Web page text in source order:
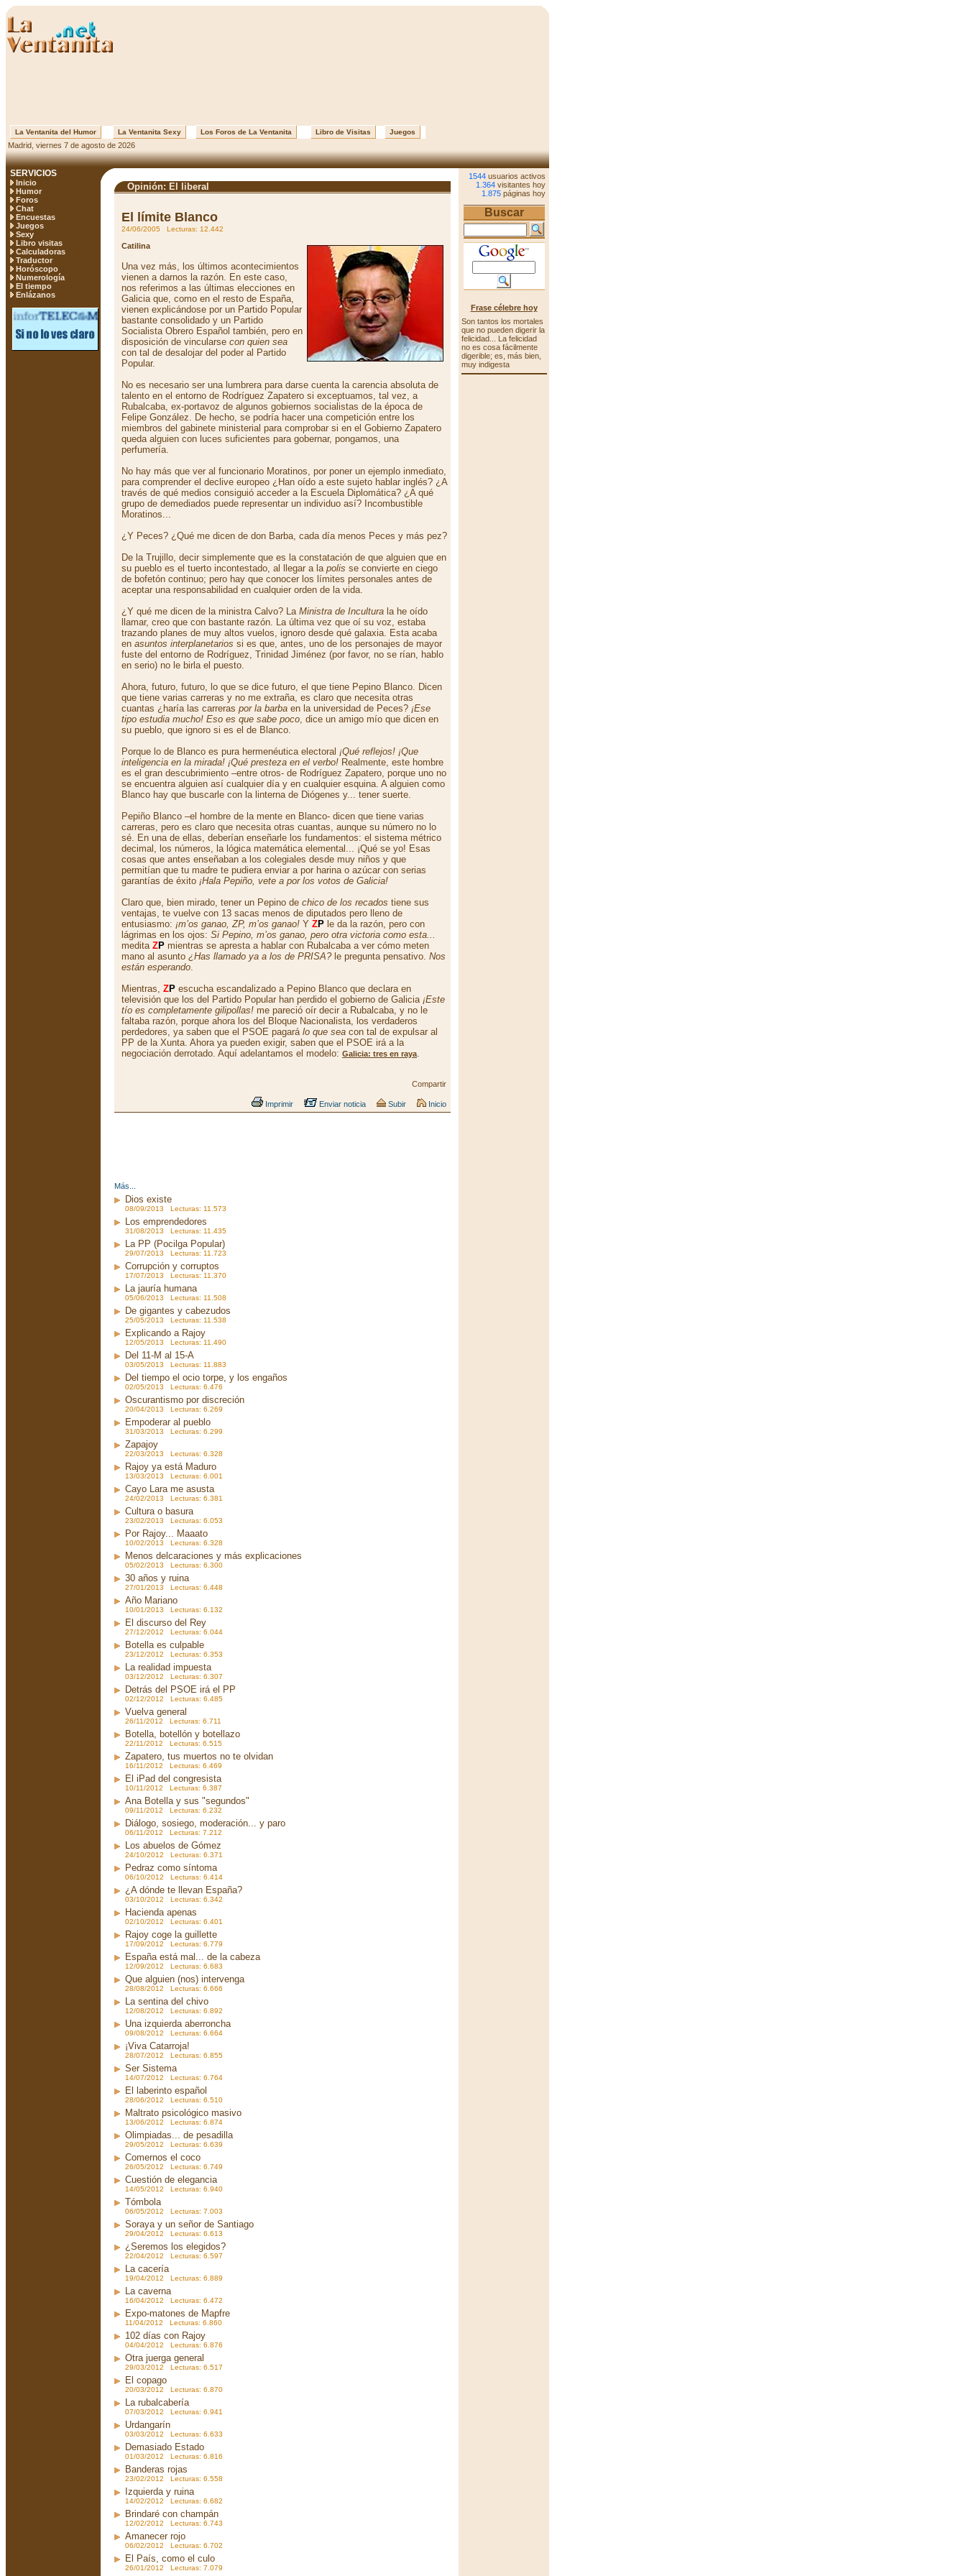
La Ventanita del Humor La Ventanita Sexy Los Foros de La Ventanita Libro de Visitas Juegos
Madrid, viernes 7 de agosto de 2026
SERVICIOS
Inicio
Humor
Foros
Chat
Encuestas
Juegos
Sexy
Libro visitas
Calculadoras
Traductor
Horóscopo
Numerología
El tiempo
Enlázanos
Opinión: El liberal
El límite Blanco
24/06/2005 Lecturas: 12.442
Catilina
Una vez más, los últimos acontecimientos
vienen a darnos la razón. En este caso,
nos referimos a las últimas elecciones en
Galicia que, como en el resto de España,
vienen explicándose por un Partido Popular
bastante consolidado y un Partido
Socialista Obrero Español también, pero en
disposición de vincularse con quien sea
con tal de desalojar del poder al Partido
Popular.
No es necesario ser una lumbrera para darse cuenta la carencia absoluta de
talento en el entorno de Rodríguez Zapatero si exceptuamos, tal vez, a
Rubalcaba, ex-portavoz de algunos gobiernos socialistas de la época de
Felipe González. De hecho, se podría hacer una competición entre los
miembros del gabinete ministerial para comprobar si en el Gobierno Zapatero
queda alguien con luces suficientes para gobernar, pongamos, una
perfumería.
No hay más que ver al funcionario Moratinos, por poner un ejemplo inmediato,
para comprender el declive europeo ¿Han oído a este sujeto hablar inglés? ¿A
través de qué medios consiguió acceder a la Escuela Diplomática? ¿A qué
grupo de demediados puede representar un individuo así? Incombustible
Moratinos...
¿Y Peces? ¿Qué me dicen de don Barba, cada día menos Peces y más pez?
De la Trujillo, decir simplemente que es la constatación de que alguien que en
su pueblo es el tuerto incontestado, al llegar a la polis se convierte en ciego
de bofetón continuo; pero hay que conocer los límites personales antes de
aceptar una responsabilidad en cualquier orden de la vida.
¿Y qué me dicen de la ministra Calvo? La Ministra de Incultura la he oído
llamar, creo que con bastante razón. La última vez que oí su voz, estaba
trazando planes de muy altos vuelos, ignoro desde qué galaxia. Esta acaba
en asuntos interplanetarios si es que, antes, uno de los personajes de mayor
fuste del entorno de Rodríguez, Trinidad Jiménez (por favor, no se rían, hablo
en serio) no le birla el puesto.
Ahora, futuro, futuro, lo que se dice futuro, el que tiene Pepino Blanco. Dicen
que tiene varias carreras y no me extraña, es claro que necesita otras
cuantas ¿haría las carreras por la barba en la universidad de Peces? ¡Ese
tipo estudia mucho! Eso es que sabe poco, dice un amigo mío que dicen en
su pueblo, que ignoro si es el de Blanco.
Porque lo de Blanco es pura hermenéutica electoral ¡Qué reflejos! ¡Que
inteligencia en la mirada! ¡Qué presteza en el verbo! Realmente, este hombre
es el gran descubrimiento –entre otros- de Rodríguez Zapatero, porque uno no
se encuentra alguien así cualquier día y en cualquier esquina. A alguien como
Blanco hay que buscarle con la linterna de Diógenes y... tener suerte.
Pepiño Blanco –el hombre de la mente en Blanco- dicen que tiene varias
carreras, pero es claro que necesita otras cuantas, aunque su número no lo
sé. En una de ellas, deberían enseñarle los fundamentos: el sistema métrico
decimal, los números, la lógica matemática elemental... ¡Qué se yo! Esas
cosas que antes enseñaban a los colegiales desde muy niños y que
permitían que tu madre te pudiera enviar a por harina o azúcar con serias
garantías de éxito ¡Hala Pepiño, vete a por los votos de Galicia!
Claro que, bien mirado, tener un Pepino de chico de los recados tiene sus
ventajas, te vuelve con 13 sacas menos de diputados pero lleno de
entusiasmo: ¡m’os ganao, ZP, m’os ganao! Y ZP le da la razón, pero con
lágrimas en los ojos: Si Pepino, m’os ganao, pero otra victoria como esta...
medita ZP mientras se apresta a hablar con Rubalcaba a ver cómo meten
mano al asunto ¿Has llamado ya a los de PRISA?le pregunta pensativo. Nos
están esperando.
Mientras, ZP escucha escandalizado a Pepino Blanco que declara en
televisión que los del Partido Popular han perdido el gobierno de Galicia ¡Este
tío es completamente gilipollas! me pareció oír decir a Rubalcaba, y no le
faltaba razón, porque ahora los del Bloque Nacionalista, los verdaderos
perdedores, ya saben que el PSOE pagará lo que sea con tal de expulsar al
PP de la Xunta. Ahora ya pueden exigir, saben que el PSOE irá a la
negociación derrotado. Aquí adelantamos el modelo: Galicia: tres en raya.
Compartir
Imprimir Enviar noticia Subir Inicio
Más...
Dios existe
08/09/2013 Lecturas: 11.573
Los emprendedores
31/08/2013 Lecturas: 11.435
La PP (Pocilga Popular)
29/07/2013 Lecturas: 11.723
Corrupción y corruptos
17/07/2013 Lecturas: 11.370
La jauría humana
05/06/2013 Lecturas: 11.508
De gigantes y cabezudos
25/05/2013 Lecturas: 11.538
Explicando a Rajoy
12/05/2013 Lecturas: 11.490
Del 11-M al 15-A
03/05/2013 Lecturas: 11.883
Del tiempo el ocio torpe, y los engaños
02/05/2013 Lecturas: 6.476
Oscurantismo por discreción
20/04/2013 Lecturas: 6.269
Empoderar al pueblo
31/03/2013 Lecturas: 6.299
Zapajoy
22/03/2013 Lecturas: 6.328
Rajoy ya está Maduro
13/03/2013 Lecturas: 6.001
Cayo Lara me asusta
24/02/2013 Lecturas: 6.381
Cultura o basura
23/02/2013 Lecturas: 6.053
Por Rajoy... Maaato
10/02/2013 Lecturas: 6.328
Menos delcaraciones y más explicaciones
05/02/2013 Lecturas: 6.300
30 años y ruina
27/01/2013 Lecturas: 6.448
Año Mariano
10/01/2013 Lecturas: 6.132
El discurso del Rey
27/12/2012 Lecturas: 6.044
Botella es culpable
23/12/2012 Lecturas: 6.353
La realidad impuesta
03/12/2012 Lecturas: 6.307
Detrás del PSOE irá el PP
02/12/2012 Lecturas: 6.485
Vuelva general
26/11/2012 Lecturas: 6.711
Botella, botellón y botellazo
22/11/2012 Lecturas: 6.515
Zapatero, tus muertos no te olvidan
16/11/2012 Lecturas: 6.469
El iPad del congresista
10/11/2012 Lecturas: 6.387
Ana Botella y sus "segundos"
09/11/2012 Lecturas: 6.232
Diálogo, sosiego, moderación... y paro
06/11/2012 Lecturas: 7.212
Los abuelos de Gómez
24/10/2012 Lecturas: 6.371
Pedraz como síntoma
06/10/2012 Lecturas: 6.414
¿A dónde te llevan España?
03/10/2012 Lecturas: 6.342
Hacienda apenas
02/10/2012 Lecturas: 6.401
Rajoy coge la guillette
17/09/2012 Lecturas: 6.779
España está mal... de la cabeza
12/09/2012 Lecturas: 6.683
Que alguien (nos) intervenga
28/08/2012 Lecturas: 6.666
La sentina del chivo
12/08/2012 Lecturas: 6.892
Una izquierda aberroncha
09/08/2012 Lecturas: 6.664
¡Viva Catarroja!
28/07/2012 Lecturas: 6.855
Ser Sistema
14/07/2012 Lecturas: 6.764
El laberinto español
28/06/2012 Lecturas: 6.510
Maltrato psicológico masivo
13/06/2012 Lecturas: 6.874
Olimpiadas... de pesadilla
29/05/2012 Lecturas: 6.639
Comernos el coco
26/05/2012 Lecturas: 6.749
Cuestión de elegancia
14/05/2012 Lecturas: 6.940
Tómbola
06/05/2012 Lecturas: 7.003
Soraya y un señor de Santiago
29/04/2012 Lecturas: 6.613
¿Seremos los elegidos?
22/04/2012 Lecturas: 6.597
La cacería
19/04/2012 Lecturas: 6.889
La caverna
16/04/2012 Lecturas: 6.472
Expo-matones de Mapfre
11/04/2012 Lecturas: 6.860
102 días con Rajoy
04/04/2012 Lecturas: 6.876
Otra juerga general
29/03/2012 Lecturas: 6.517
El copago
20/03/2012 Lecturas: 6.870
La rubalcabería
07/03/2012 Lecturas: 6.941
Urdangarín
03/03/2012 Lecturas: 6.633
Demasiado Estado
01/03/2012 Lecturas: 6.816
Banderas rojas
23/02/2012 Lecturas: 6.558
Izquierda y ruina
14/02/2012 Lecturas: 6.682
Brindaré con champán
12/02/2012 Lecturas: 6.743
Amanecer rojo
06/02/2012 Lecturas: 6.702
El País, como el culo
26/01/2012 Lecturas: 7.079
1544 usuarios activos
1.364 visitantes hoy
1.875 páginas hoy
Buscar
Frase célebre hoy
Son tantos los mortales
que no pueden digerir la
felicidad... La felicidad
no es cosa fácilmente
digerible; es, más bien,
muy indigesta